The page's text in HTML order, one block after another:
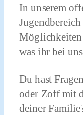
In unserem
was ihr bei
Du hast
oder Zoff mit
deiner